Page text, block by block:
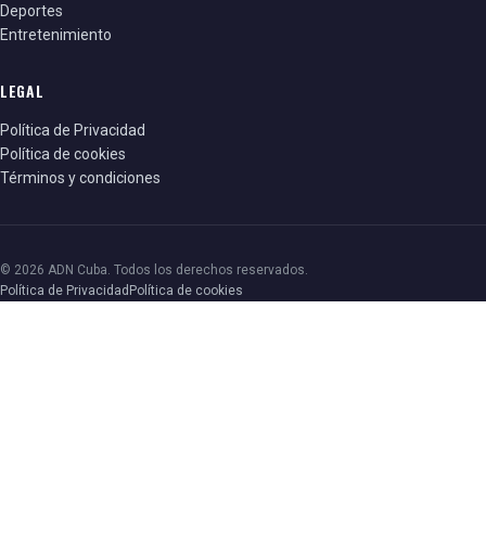
Deportes
Entretenimiento
LEGAL
Política de Privacidad
Política de cookies
Términos y condiciones
© 2026 ADN Cuba. Todos los derechos reservados.
Política de Privacidad Política de cookies